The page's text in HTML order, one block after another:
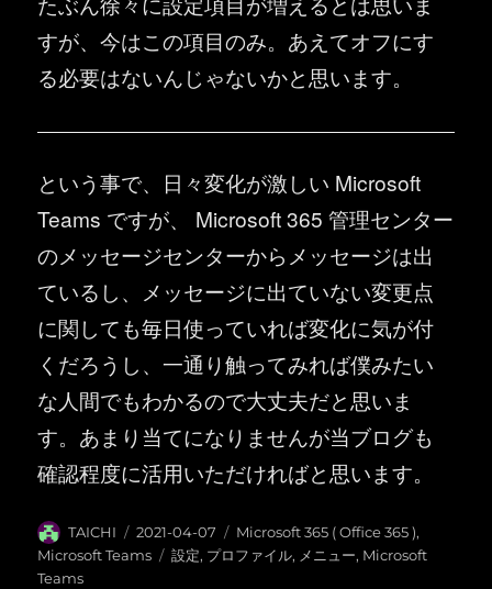
すが、今はこの項目のみ。あえてオフにす
る必要はないんじゃないかと思います。
という事で、日々変化が激しい Microsoft
Teams ですが、 Microsoft 365 管理センター
のメッセージセンターからメッセージは出
ているし、メッセージに出ていない変更点
に関しても毎日使っていれば変化に気が付
くだろうし、一通り触ってみれば僕みたい
な人間でもわかるので大丈夫だと思いま
す。あまり当てになりませんが当ブログも
確認程度に活用いただければと思います。
投
稿
者
TAICHI
投
稿
2021-04-07
カ
テ
Microsoft 365 ( Office 365 ),
Microsoft Teams
タ
設定, プロファイル, メニュー, Microsoft
Teams